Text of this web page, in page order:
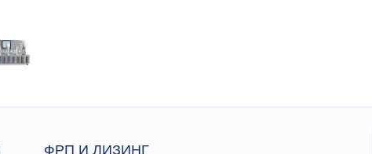
ФРП И ЛИЗИНГ